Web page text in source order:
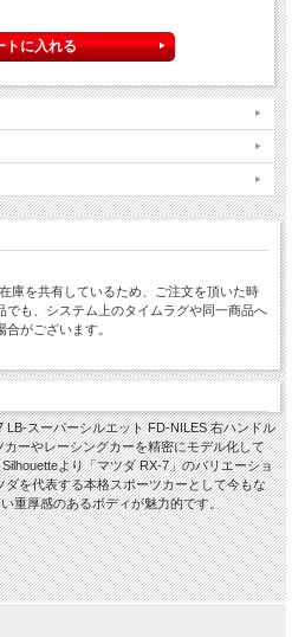
庫を共有しているため、ご注文を頂いた時
でも、システム上のタイムラグや同一商品へ
がございます。
スーパーシルエット FD-NILES 右ハンドル
ーやレーシングカーを精密にモデル化して
より「マツダ RX-7」のバリエーショ
を代表する本格スポーツカーとして今もな
重厚感のあるボディが魅力的です。